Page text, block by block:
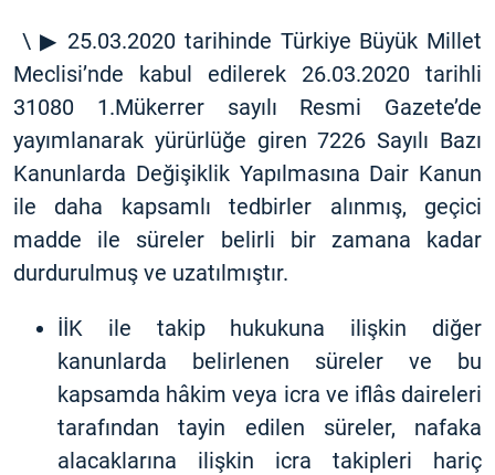
\ ▶ 25.03.2020 tarihinde Türkiye Büyük Millet
Meclisi’nde kabul edilerek 26.03.2020 tarihli
31080 1.Mükerrer sayılı Resmi Gazete’de
yayımlanarak yürürlüğe giren 7226 Sayılı Bazı
Kanunlarda Değişiklik Yapılmasına Dair Kanun
ile daha kapsamlı tedbirler alınmış, geçici
madde ile süreler belirli bir zamana kadar
durdurulmuş ve uzatılmıştır.
İİK ile takip hukukuna ilişkin diğer
kanunlarda belirlenen süreler ve bu
kapsamda hâkim veya icra ve iflâs daireleri
tarafından tayin edilen süreler, nafaka
alacaklarına ilişkin icra takipleri hariç